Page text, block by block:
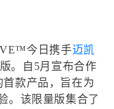
今日携手迈凯
。自5月宣布合作
款产品，旨在为
。该限量版集合了